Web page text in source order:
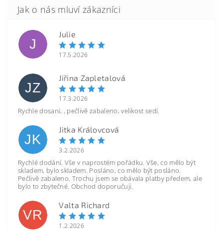
J
Julie
17.5.2026
JZ
Jiřina Zapletalová
17.3.2026
Rychle dosani, , pečlivě zabaleno, velikost sedí.
JK
Jitka Královcová
3.2.2026
Rychlé dodání. Vše v naprostém pořádku. Vše, co mělo být
skladem, bylo skladem. Posláno, co mělo být posláno.
Pečlivě zabaleno. Trochu jsem se obávala platby předem, ale
bylo to zbytečné. Obchod doporučuji.
VR
Valta Richard
1.2.2026